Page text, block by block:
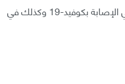
وظائف الطبقة البطانية شائع في حالتي الإصابة بكوفيد-19 وكذلك في